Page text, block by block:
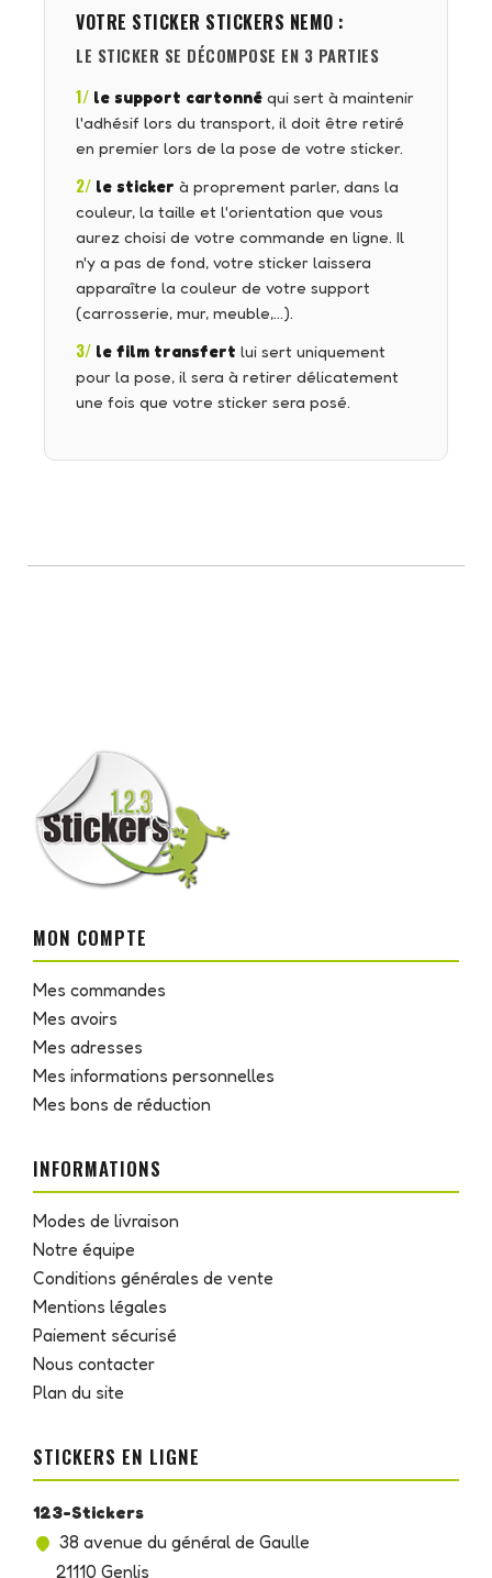
VOTRE STICKER STICKERS NEMO :
LE STICKER SE DÉCOMPOSE EN 3 PARTIES
1/ le support cartonné qui sert à maintenir
l'adhésif lors du transport, il doit être retiré
en premier lors de la pose de votre sticker.
2/ le sticker à proprement parler, dans la
couleur, la taille et l'orientation que vous
aurez choisi de votre commande en ligne. Il
n'y a pas de fond, votre sticker laissera
apparaître la couleur de votre support
(carrosserie, mur, meuble,…).
3/ le film transfert lui sert uniquement
pour la pose, il sera à retirer délicatement
une fois que votre sticker sera posé.
MON COMPTE
Mes commandes
Mes avoirs
Mes adresses
Mes informations personnelles
Mes bons de réduction
INFORMATIONS
Modes de livraison
Notre équipe
Conditions générales de vente
Mentions légales
Paiement sécurisé
Nous contacter
Plan du site
STICKERS EN LIGNE
123-Stickers
38 avenue du général de Gaulle
21110 Genlis